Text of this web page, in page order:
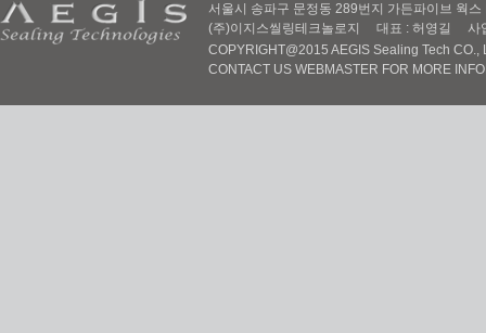
서울시 송파구 문정동 289번지 가든파이브 웍
(주)이지스씰링테크놀로지 대표 : 허영길 사
COPYRIGHT@2015 AEGIS Sealing Tech CO.,
CONTACT US WEBMASTER FOR MORE